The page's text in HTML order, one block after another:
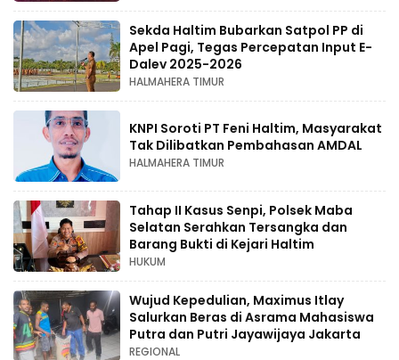
Sekda Haltim Bubarkan Satpol PP di
Apel Pagi, Tegas Percepatan Input E-
Dalev 2025-2026
HALMAHERA TIMUR
KNPI Soroti PT Feni Haltim, Masyarakat
Tak Dilibatkan Pembahasan AMDAL
HALMAHERA TIMUR
Tahap II Kasus Senpi, Polsek Maba
Selatan Serahkan Tersangka dan
Barang Bukti di Kejari Haltim
HUKUM
Wujud Kepedulian, Maximus Itlay
Salurkan Beras di Asrama Mahasiswa
Putra dan Putri Jayawijaya Jakarta
REGIONAL